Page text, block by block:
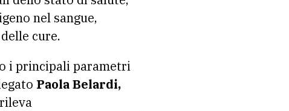
nel sangue,
cure.
i principali parametri
Paola Belardi,